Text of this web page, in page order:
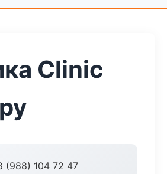
Clinic
(988) 104 72 47